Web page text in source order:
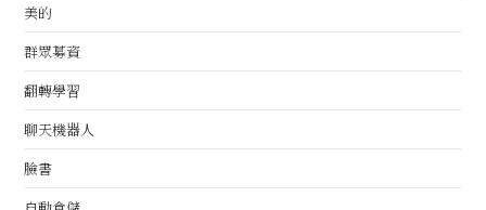
美的
群眾募資
翻轉學習
聊天機器人
臉書